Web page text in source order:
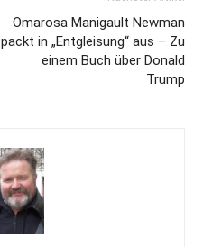
Omarosa Manigault Newman
packt in „Entgleisung“ aus – Zu
einem Buch über Donald
Trump